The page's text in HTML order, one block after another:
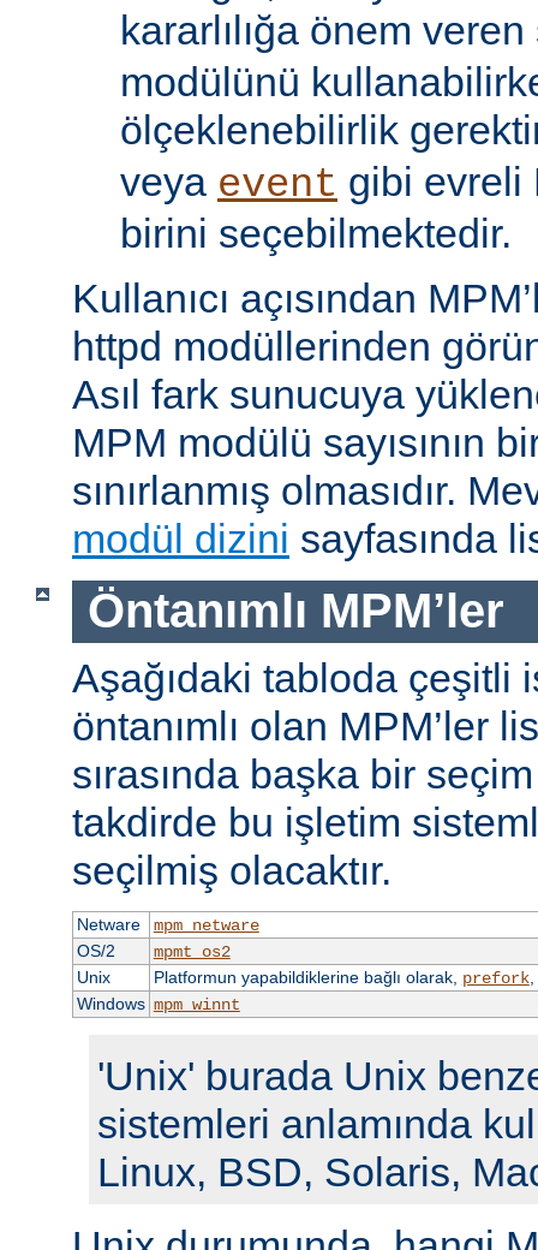
kararlılığa önem
modülünü
ölçeklenebilirlik
veya event gibi evreli
birini seçebilmektedir.
Kullanıcı açısından
httpd modüllerinden
Asıl fark sunucuya
MPM modülü sayısının
sınırlanmış olmasıdır.
modül dizini sayfasında
Öntanımlı MPM’ler
Aşağıdaki tabloda çeşitli
öntanımlı olan MPM’ler
sırasında başka bir seçim
takdirde bu işletim
seçilmiş olacaktır.
Netware
mpm_netware
OS/2
mpmt_os2
Unix
Platformun yapabildiklerine bağlı olarak, prefork,
Windows mpm_winnt
'Unix' burada Unix
sistemleri anlamında
Linux, BSD, Solaris,